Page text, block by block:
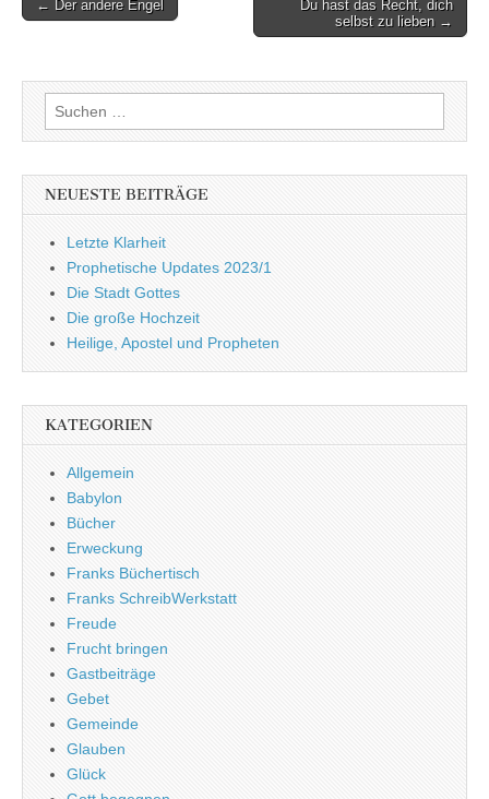
← Der andere Engel
Du hast das Recht, dich
selbst zu lieben →
Suchen
nach:
NEUESTE BEITRÄGE
Letzte Klarheit
Prophetische Updates 2023/1
Die Stadt Gottes
Die große Hochzeit
Heilige, Apostel und Propheten
KATEGORIEN
Allgemein
Babylon
Bücher
Erweckung
Franks Büchertisch
Franks SchreibWerkstatt
Freude
Frucht bringen
Gastbeiträge
Gebet
Gemeinde
Glauben
Glück